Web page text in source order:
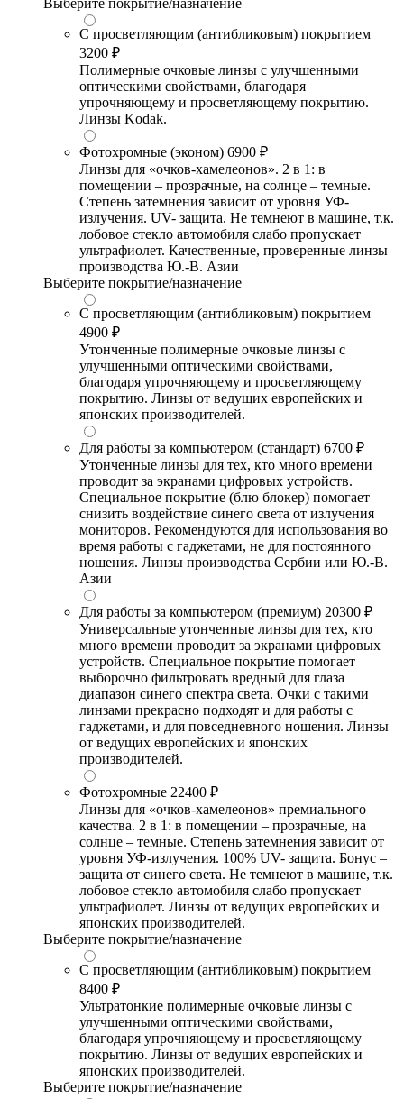
Выберите покрытие/назначение
С просветляющим (антибликовым) покрытием
3200 ₽
Полимерные очковые линзы с улучшенными
оптическими свойствами, благодаря
упрочняющему и просветляющему покрытию.
Линзы Kodak.
Фотохромные (эконом) 6900 ₽
Линзы для «очков-хамелеонов». 2 в 1: в
помещении – прозрачные, на солнце – темные.
Степень затемнения зависит от уровня УФ-
излучения. UV- защита. Не темнеют в машине, т.к.
лобовое стекло автомобиля слабо пропускает
ультрафиолет. Качественные, проверенные линзы
производства Ю.-В. Азии
Выберите покрытие/назначение
С просветляющим (антибликовым) покрытием
4900 ₽
Утонченные полимерные очковые линзы с
улучшенными оптическими свойствами,
благодаря упрочняющему и просветляющему
покрытию. Линзы от ведущих европейских и
японских производителей.
Для работы за компьютером (стандарт) 6700 ₽
Утонченные линзы для тех, кто много времени
проводит за экранами цифровых устройств.
Специальное покрытие (блю блокер) помогает
снизить воздействие синего света от излучения
мониторов. Рекомендуются для использования во
время работы с гаджетами, не для постоянного
ношения. Линзы производства Сербии или Ю.-В.
Азии
Для работы за компьютером (премиум) 20300 ₽
Универсальные утонченные линзы для тех, кто
много времени проводит за экранами цифровых
устройств. Специальное покрытие помогает
выборочно фильтровать вредный для глаза
диапазон синего спектра света. Очки с такими
линзами прекрасно подходят и для работы с
гаджетами, и для повседневного ношения. Линзы
от ведущих европейских и японских
производителей.
Фотохромные 22400 ₽
Линзы для «очков-хамелеонов» премиального
качества. 2 в 1: в помещении – прозрачные, на
солнце – темные. Степень затемнения зависит от
уровня УФ-излучения. 100% UV- защита. Бонус –
защита от синего света. Не темнеют в машине, т.к.
лобовое стекло автомобиля слабо пропускает
ультрафиолет. Линзы от ведущих европейских и
японских производителей.
Выберите покрытие/назначение
С просветляющим (антибликовым) покрытием
8400 ₽
Ультратонкие полимерные очковые линзы с
улучшенными оптическими свойствами,
благодаря упрочняющему и просветляющему
покрытию. Линзы от ведущих европейских и
японских производителей.
Выберите покрытие/назначение